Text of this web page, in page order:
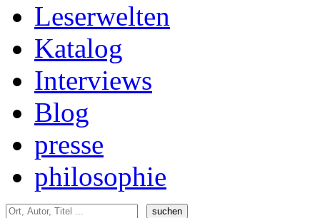
Leserwelten
Katalog
Interviews
Blog
presse
philosophie